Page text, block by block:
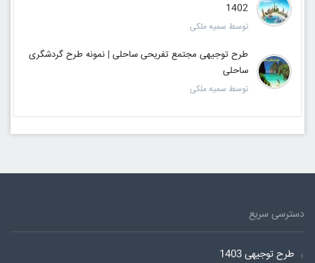
1402
توسط سمیه ملکی
طرح توجیهی مجتمع تفریحی ساحلی | نمونه طرح گردشگری
ساحلی
توسط سمیه ملکی
دسترسی سریع
طرح توجیهی 1403